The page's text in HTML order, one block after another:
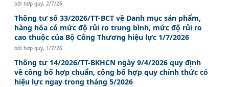
bởihơp quy, 2/7/26
Thông tư số 33/2026/TT-BCT về Danh mục sản phẩm,
hàng hóa có mức độ rủi ro trung bình, mức độ rủi ro
cao thuộc của Bộ Công Thương hiệu lực 1/7/2026
bởihơp quy, 1/7/26
Thông tư 14/2026/TT-BKHCN ngày 9/4/2026 quy định
về công bố hợp chuẩn, công bố hợp quy chính thức có
hiệu lực ngay trong tháng 5/2026